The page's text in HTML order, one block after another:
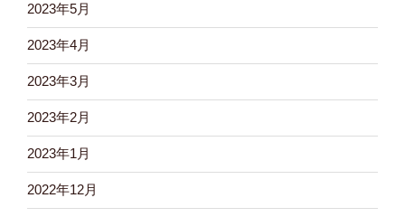
2023年5月
2023年4月
2023年3月
2023年2月
2023年1月
2022年12月